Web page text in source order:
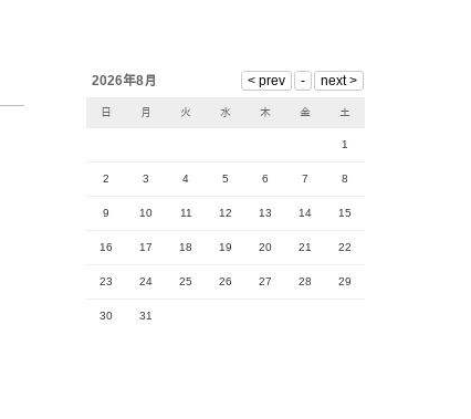
2026年8月
日 月 火 水 木 金 土
1
2 3 4 5 6 7 8
9 10 11 12 13 14 15
16 17 18 19 20 21 22
23 24 25 26 27 28 29
30 31